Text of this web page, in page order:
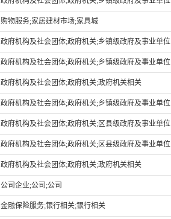
购物服务;家居建材市场;家具城
政府机构及社会团体;政府机关;乡镇级政府及事业单位
政府机构及社会团体;政府机关;乡镇级政府及事业单位
政府机构及社会团体;政府机关;政府机关相关
政府机构及社会团体;政府机关;乡镇级政府及事业单位
政府机构及社会团体;政府机关;区县级政府及事业单位
政府机构及社会团体;政府机关;区县级政府及事业单位
政府机构及社会团体;政府机关;政府机关相关
公司企业;公司;公司
金融保险服务;银行相关;银行相关